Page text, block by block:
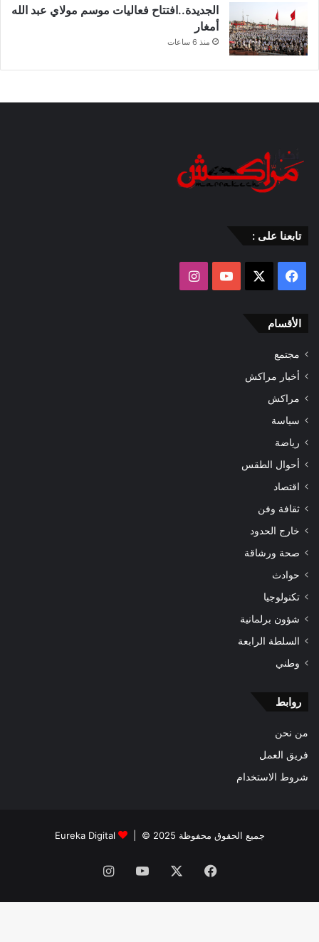
الجديدة..افتتاح فعاليات موسم مولاي عبد الله
أمغار
منذ 6 ساعات
تابعنا على :
فيسبوك ‫YouTube
الأقسام
مجتمع
أخبار مراكش
مراكش
سياسة
رياضة
أحوال الطقس
اقتصاد
ثقافة وفن
خارج الحدود
صحة ورشاقة
حوادث
تكنولوجيا
شؤون برلمانية
السلطة الرابعة
وطني
روابط
من نحن
فريق العمل
شروط الاستخدام
جميع الحقوق محفوظة 2025 © | Eureka Digital
فيسبوك ‫YouTube